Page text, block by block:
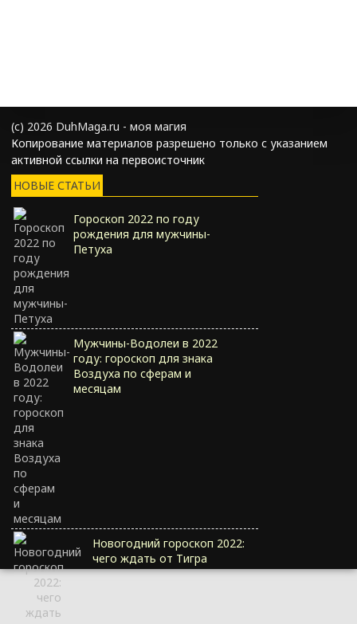
(с) 2026 DuhMaga.ru - моя магия
Копирование материалов разрешено только с указанием
активной ссылки на первоисточник
НОВЫЕ СТАТЬИ
Гороскоп 2022 по году
рождения для мужчины-
Петуха
Мужчины-Водолеи в 2022
году: гороскоп для знака
Воздуха по сферам и
месяцам
Новогодний гороскоп 2022:
чего ждать от Тигра